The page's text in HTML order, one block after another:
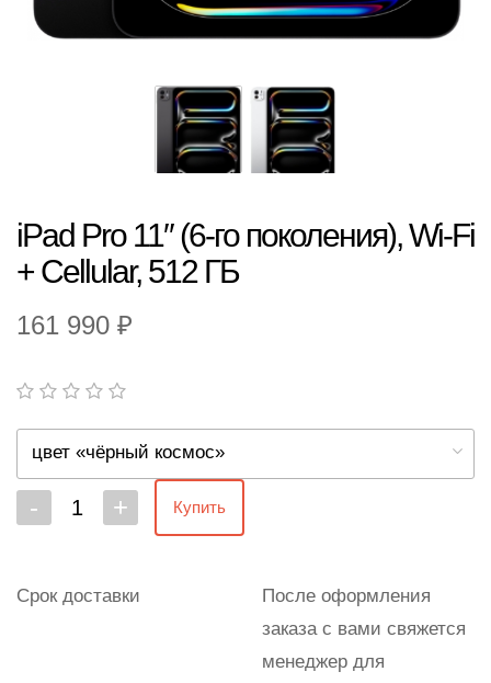
iPad Pro 11″ (6-го поколения), Wi-Fi
+ Cellular, 512 ГБ
161 990 ₽
цвет «чёрный космос»
- + Купить
Срок доставки
После оформления
заказа с вами свяжется
менеджер для